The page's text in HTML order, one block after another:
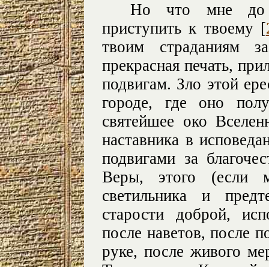
Но что мне до
приступить к твоему [
твоим страданиям
прекрасная печать,
подвигам. Зло этой
городе, где оно
святейшее око
наставника в
подвигами за
Веры, этого (если
светильника и
старости доброй,
после наветов, после
руке, после живого